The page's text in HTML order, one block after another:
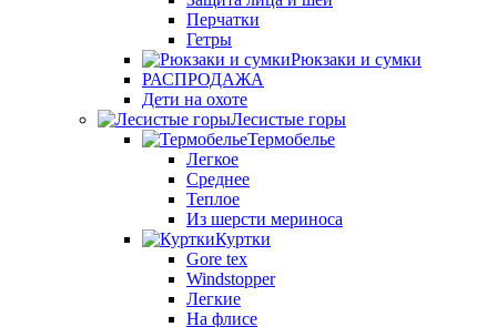
Перчатки
Гетры
Рюкзаки и сумки
РАСПРОДАЖА
Дети на охоте
Лесистые горы
Термобелье
Легкое
Среднее
Теплое
Из шерсти мериноса
Куртки
Gore tex
Windstopper
Легкие
На флисе